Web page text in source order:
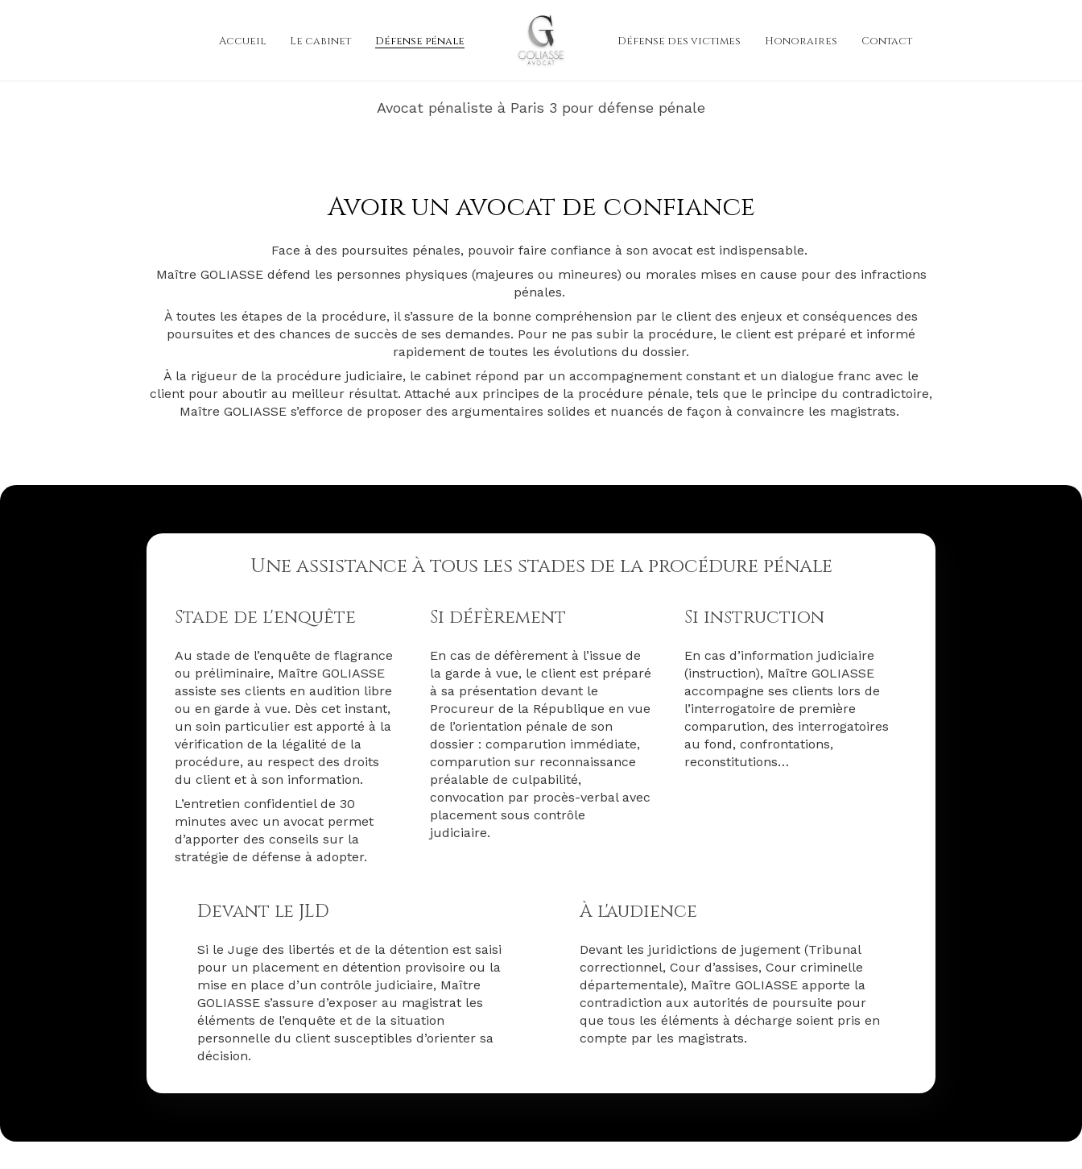
Accueil Le cabinet Défense pénale Défense des victimes Honoraires Contact
Avocat pénaliste à Paris 3 pour défense pénale
Avoir un avocat de confiance
Face à des poursuites pénales, pouvoir faire confiance à son avocat est indispensable.
Maître GOLIASSE défend les personnes physiques (majeures ou mineures) ou morales mises en cause pour des infractions
pénales.
À toutes les étapes de la procédure, il s’assure de la bonne compréhension par le client des enjeux et conséquences des
poursuites et des chances de succès de ses demandes. Pour ne pas subir la procédure, le client est préparé et informé
rapidement de toutes les évolutions du dossier.
À la rigueur de la procédure judiciaire, le cabinet répond par un accompagnement constant et un dialogue franc avec le
client pour aboutir au meilleur résultat. Attaché aux principes de la procédure pénale, tels que le principe du contradictoire,
Maître GOLIASSE s’efforce de proposer des argumentaires solides et nuancés de façon à convaincre les magistrats.
Une assistance à tous les stades de la procédure pénale
Stade de l'enquête
Au stade de l’enquête de flagrance
ou préliminaire, Maître GOLIASSE
assiste ses clients en audition libre
ou en garde à vue. Dès cet instant,
un soin particulier est apporté à la
vérification de la légalité de la
procédure, au respect des droits
du client et à son information.
L’entretien confidentiel de 30
minutes avec un avocat permet
d’apporter des conseils sur la
stratégie de défense à adopter.
Si défèrement
En cas de défèrement à l’issue de
la garde à vue, le client est préparé
à sa présentation devant le
Procureur de la République en vue
de l’orientation pénale de son
dossier : comparution immédiate,
comparution sur reconnaissance
préalable de culpabilité,
convocation par procès-verbal avec
placement sous contrôle
judiciaire.
Si instruction
En cas d’information judiciaire
(instruction), Maître GOLIASSE
accompagne ses clients lors de
l’interrogatoire de première
comparution, des interrogatoires
au fond, confrontations,
reconstitutions…
Devant le JLD
Si le Juge des libertés et de la détention est saisi
pour un placement en détention provisoire ou la
mise en place d’un contrôle judiciaire, Maître
GOLIASSE s’assure d’exposer au magistrat les
éléments de l’enquête et de la situation
personnelle du client susceptibles d’orienter sa
décision.
À l'audience
Devant les juridictions de jugement (Tribunal
correctionnel, Cour d’assises, Cour criminelle
départementale), Maître GOLIASSE apporte la
contradiction aux autorités de poursuite pour
que tous les éléments à décharge soient pris en
compte par les magistrats.